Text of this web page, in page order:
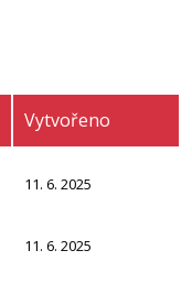
Vytvořeno
11. 6. 2025
11. 6. 2025